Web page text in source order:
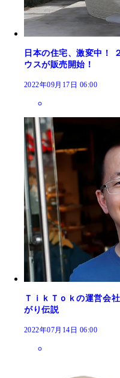
日本の住宅、激変中！
ウスが販売開始！
2022年09月17日 06:00
ＴｉｋＴｏｋの運営会
がり伝説
2022年07月14日 06:00